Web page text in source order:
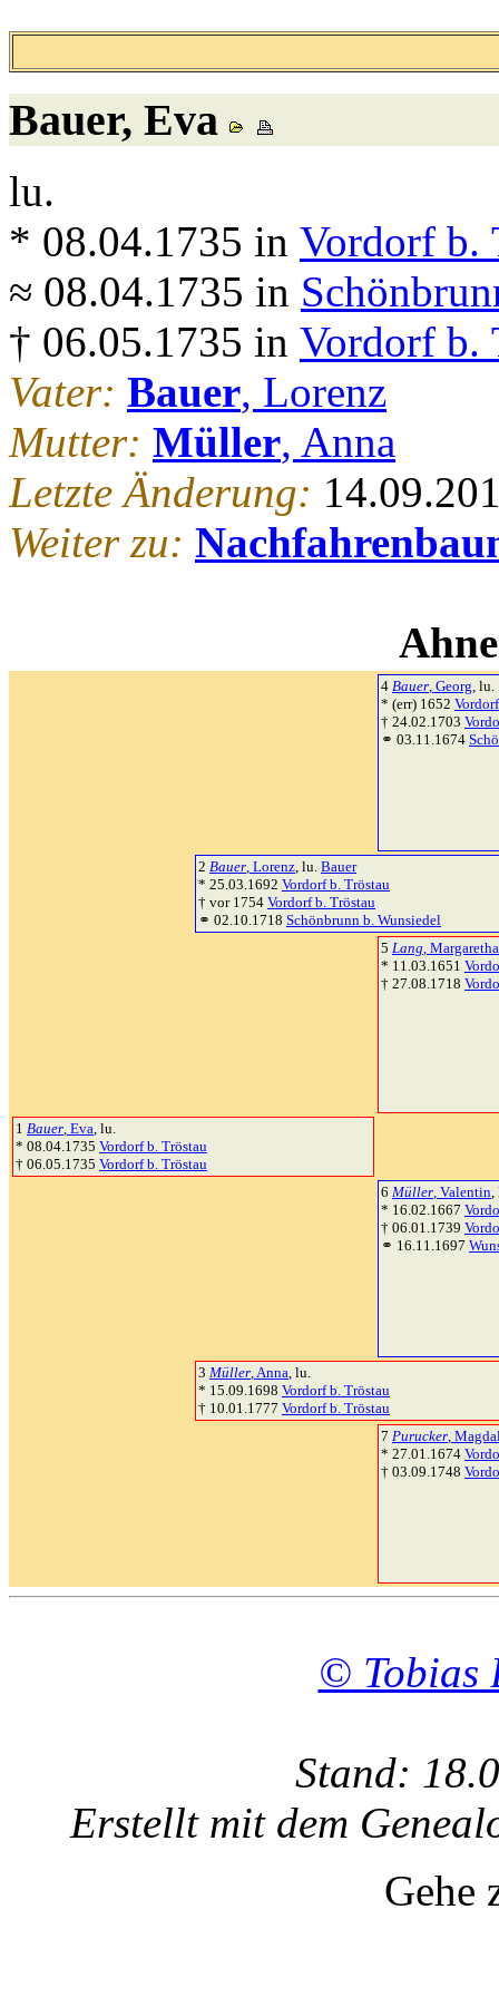
Bauer, Eva
lu.
* 08.04.1735 in Vordorf b.
≈ 08.04.1735 in
† 06.05.1735 in Vordorf b.
Vater: Bauer, Lorenz
Mutter: Müller, Anna
Letzte Änderung:
Weiter zu:
4 Bauer, Georg, lu.
* (err) 1652
† 24.02.1703
⚭ 03.11.1674
2 Bauer, Lorenz, lu. Bauer
* 25.03.1692 Vordorf b. Tröstau
† vor 1754 Vordorf b. Tröstau
⚭ 02.10.1718 Schönbrunn b. Wunsiedel
5 Lang, Margaretha
* 11.03.1651
† 27.08.1718
1 Bauer, Eva, lu.
* 08.04.1735 Vordorf b. Tröstau
† 06.05.1735 Vordorf b. Tröstau
6 Müller, Valentin,
* 16.02.1667
† 06.01.1739
⚭ 16.11.1697
3 Müller, Anna, lu.
* 15.09.1698 Vordorf b. Tröstau
† 10.01.1777 Vordorf b. Tröstau
7 Purucker,
* 27.01.1674
† 03.09.1748
© Tobias
Stand:
Erstellt mit dem
Gehe